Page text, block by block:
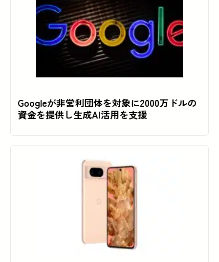
Googleが非営利団体を対象に2000万ドルの
資金を提供し生成AI活用を支援